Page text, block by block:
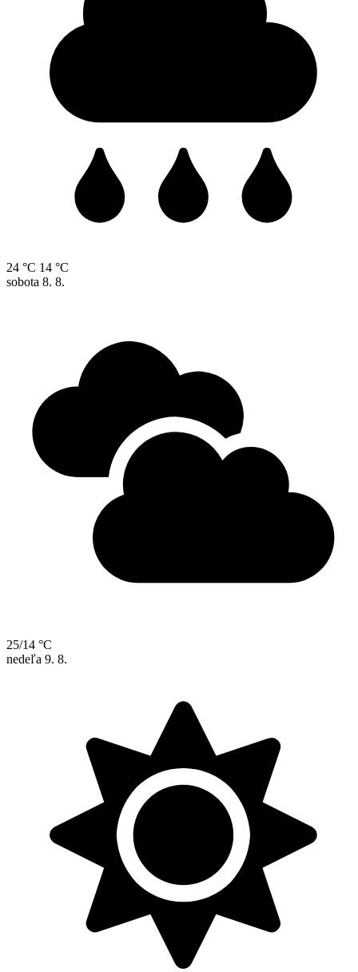
24 °C 14 °C
sobota 8. 8.
25/14 °C
nedeľa 9. 8.